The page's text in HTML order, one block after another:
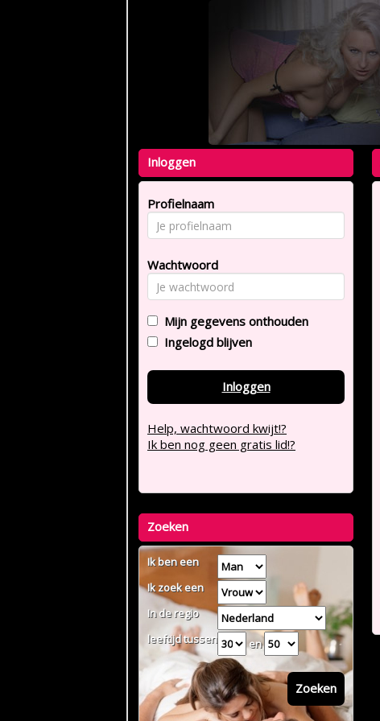
Inloggen
Profielnaam
Wachtwoord
Mijn gegevens onthouden
Ingelogd blijven
Inloggen
Help, wachtwoord kwijt!?
Ik ben nog geen gratis lid!?
Zoeken
Ik ben een
Ik zoek een
In de regio
leeftijd tussen
en
Zoeken